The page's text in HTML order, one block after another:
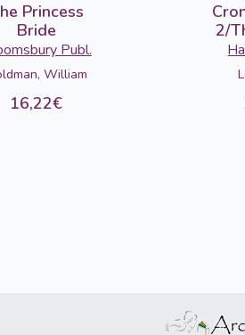
Princess
Bride
Publ.
William
16,22€
2/